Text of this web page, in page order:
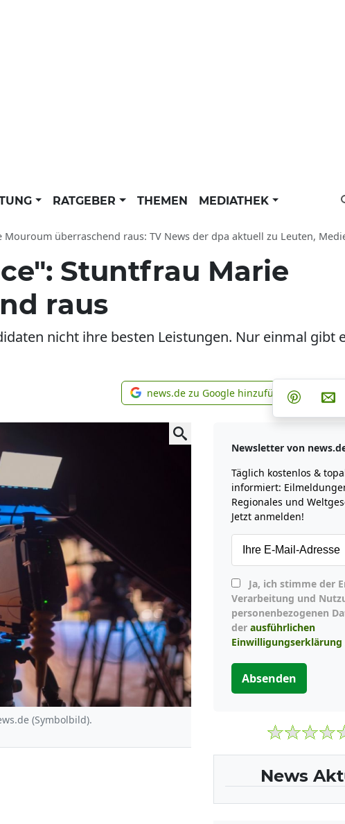
RATGEBER THEMEN MEDIATHEK
überraschend raus: TV News der dpa aktuell zu Leuten, Medien
Stuntfrau Marie
raus
nicht ihre besten Leistungen. Nur einmal gibt
news.de zu Google
news.de zu Google hinzufügen Teilen
(Symbolbild).
Newsletter von
Täglich kostenlos &
informiert:
Regionales und
Jetzt anmelden!
Verarbeitung und
personenbezogenen
der ausführlichen
Einwilligungserklärung
Absenden
News